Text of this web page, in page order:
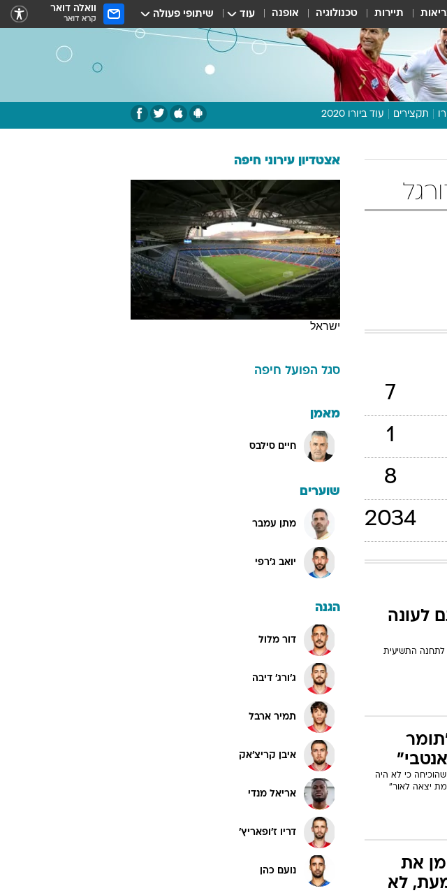
תיירות טכנולוגיה אופנה עוד שיתופי פעולה וואלה דואר
קרא דואר
תקצירים עוד ביורו 2020
תכנית היורו
דעות ופרשנויות
וואלה! ספורט
7
1
8
2034
לעונה
לתחנה התשיעית
כי לא היה
יצאה לאור"
את
לא
אצטדיון עירוני חיפה
ישראל
סגל הפועל חיפה
מאמן
חיים סילבס
שוערים
מתן עמבר
יואב ג'רפי
הגנה
דור מלול
ג'ורג' דיבה
תמיר ארבל
איבן קריצ'אק
אריאל מנדי
דריו ז'ופאריץ'
נועם כהן